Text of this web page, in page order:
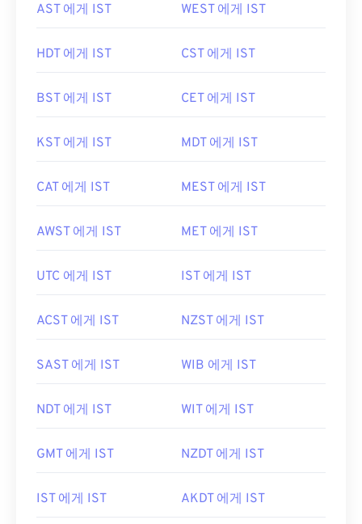
AST 에게 IST WEST 에게 IST
HDT 에게 IST CST 에게 IST
BST 에게 IST CET 에게 IST
KST 에게 IST MDT 에게 IST
CAT 에게 IST MEST 에게 IST
AWST 에게 IST MET 에게 IST
UTC 에게 IST IST 에게 IST
ACST 에게 IST NZST 에게 IST
SAST 에게 IST WIB 에게 IST
NDT 에게 IST WIT 에게 IST
GMT 에게 IST NZDT 에게 IST
IST 에게 IST AKDT 에게 IST